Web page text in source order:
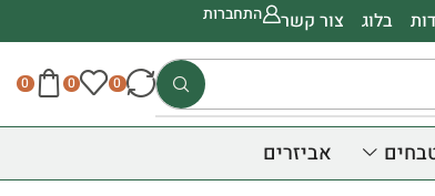
בלוג צור קשר התחברות
0
0
0
אביזרים